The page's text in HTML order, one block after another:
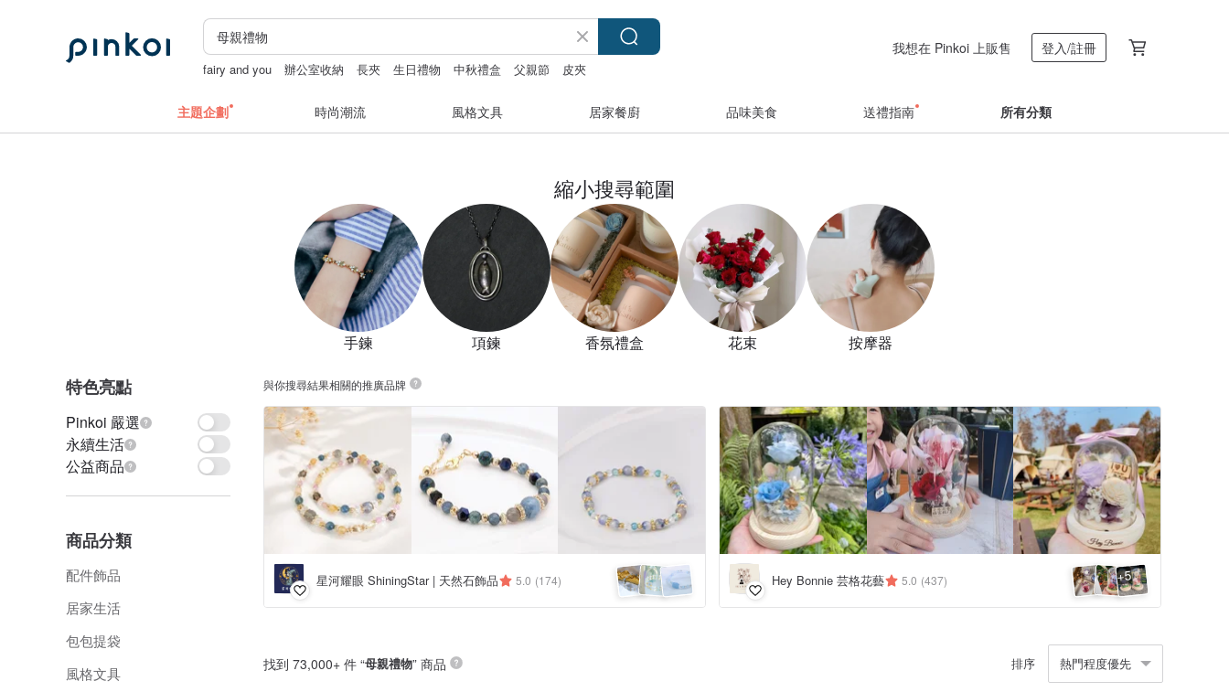
fairy and you 辦公室收納 長夾 生日禮物 中秋禮盒 父親節
皮夾
我想在 Pinkoi 上販售 登入/註冊
主題企劃 時尚潮流 風格文具 居家餐廚 品味美食 送禮指南 所有分類
縮小搜尋範圍
手鍊 項鍊 香氛禮盒 花束 按摩器
特色亮點
Pinkoi 嚴選
永續生活
公益商品
商品分類
配件飾品
居家生活
包包提袋
風格文具
與你搜尋結果相關的推廣品牌
星河耀眼 ShiningStar | 天然石飾品 5.0 (174) Hey Bonnie 芸格花藝 5.0 (437) +5
找到 73,000+ 件 “母親禮物” 商品 排序 熱門程度優先